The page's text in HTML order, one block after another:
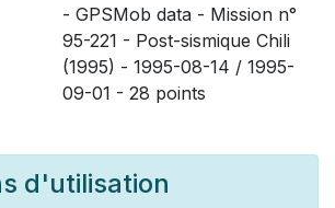
- GPSMob data - Mission n°
95-221 - Post-sismique Chili
(1995) - 1995-08-14 / 1995-
09-01 - 28 points
d'utilisation